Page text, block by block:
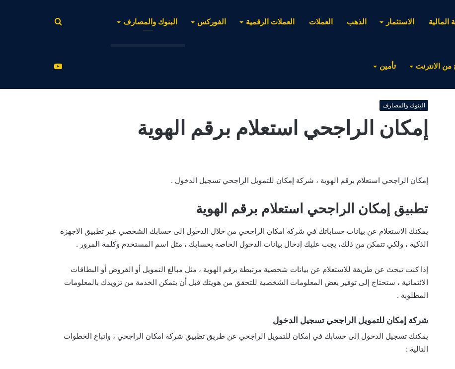
المالية الاستثمار الذهب العملات العملات الرقمية الفوركس البنوك والمصارف
من الانترنت تأمين عن
البنوك والمصارف
إمكان الراجحي استعلام برقم الهوية
إمكان الراجحي استعلام برقم الهوية ، شركة إمكان للتمويل الراجحي تسجيل الدخول .
تطبيق إمكان الراجحي استعلام برقم الهوية
يمكنك الاستعلام عن بيانات حساباتك في شركة امكان الراجحي من خلال الدخول إلى حسابك الشخصي عبر تطبيق الاجهزة
الذكية ، ولكي تتمكن من ذلك، يجب عليك إدخال بيانات الدخول الخاصة بحسابك ، مثل اسم المستخدم وكلمة المرور .
إذا كنت تبحث عن طريقة للاستعلام عن بيانات شخصية مرتبطة برقم الهوية ، مثل مبالغ التمويل أو القروض أو البطاقات
الائتمانية ، ستحتاج إلى توفير بعض المعلومات الشخصية للتحقق من هويتك قبل أن يتمكن الخدمة من تزويدك بالمعلومات
المطلوبة .
شركة إمكان للتمويل الراجحي تسجيل الدخول
يمكنك تسجيل الدخول إلى حسابك في إمكان للتمويل الراجحي عن طريق تطبيق شركة امكان الراجحي ، واتباع الخطوات
التالية :